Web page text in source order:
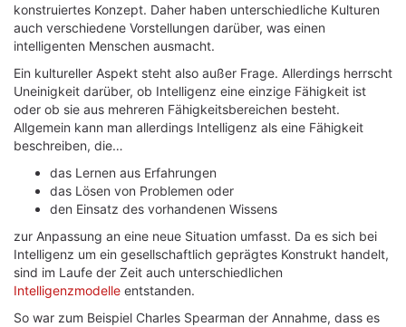
konstruiertes Konzept. Daher haben unterschiedliche Kulturen
auch verschiedene Vorstellungen darüber, was einen
intelligenten Menschen ausmacht.
Ein kultureller Aspekt steht also außer Frage. Allerdings herrscht
Uneinigkeit darüber, ob Intelligenz eine einzige Fähigkeit ist
oder ob sie aus mehreren Fähigkeitsbereichen besteht.
Allgemein kann man allerdings Intelligenz als eine Fähigkeit
beschreiben, die…
das Lernen aus Erfahrungen
das Lösen von Problemen oder
den Einsatz des vorhandenen Wissens
zur Anpassung an eine neue Situation umfasst. Da es sich bei
Intelligenz um ein gesellschaftlich geprägtes Konstrukt handelt,
sind im Laufe der Zeit auch unterschiedlichen
Intelligenzmodelle entstanden.
So war zum Beispiel Charles Spearman der Annahme, dass es